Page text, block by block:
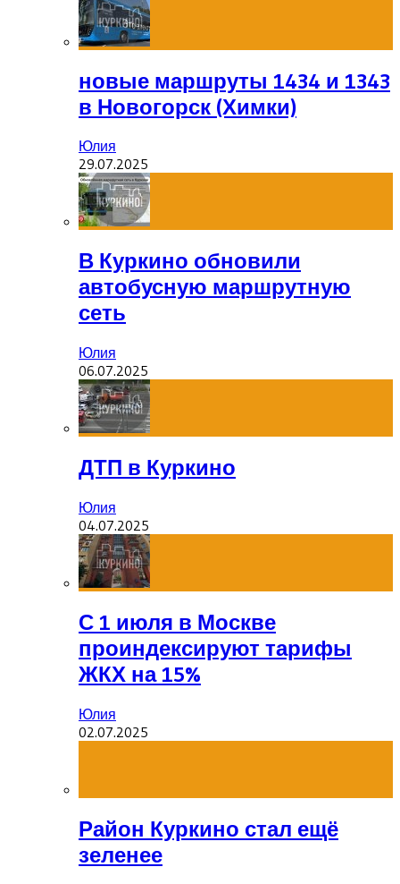
новые маршруты 1434 и 1343
в Новогорск (Химки)
Юлия
29.07.2025
В Куркино обновили
автобусную маршрутную
сеть
Юлия
06.07.2025
ДТП в Куркино
Юлия
04.07.2025
С 1 июля в Москве
проиндексируют тарифы
ЖКХ на 15%
Юлия
02.07.2025
Район Куркино стал ещё
зеленее